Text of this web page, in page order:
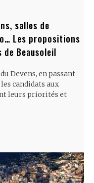
salles de
Les propositions
de Beausoleil
Devens, en passant
candidats aux
leurs priorités et